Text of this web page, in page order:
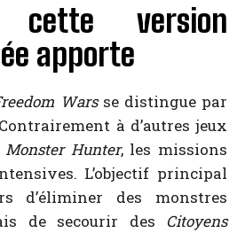
version
apporte
Warsse distingue par
à d’autres jeux
Monster Hunter, les missions
L’objectif principal
d’éliminer des monstres
de secourir des Citoyens